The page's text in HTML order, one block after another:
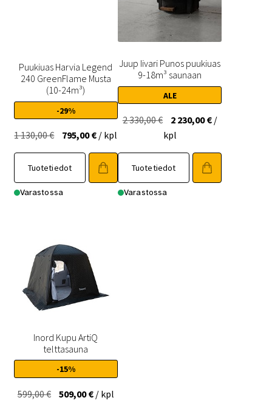
Puukiuas Harvia Legend
240 GreenFlame Musta
(10-24m³)
-29%
1 130,00€ Alkuperäinen
hinta
oli:
1
130,00 €.
795,00€Nykyinen
hinta
on:
795,00 €.
/ kpl
Tuotetiedot
Varastossa
Juup Iivari Punos puukiuas
9-18m³ saunaan
ALE
2 330,00€ Alkuperäinen
hinta
oli:
2
330,00 €.
2 230,00€Nykyinen
on:
2
230,00 €.
/
kpl
Tuotetiedot
Varastossa
Inord Kupu ArtiQ
telttasauna
-15%
599,00€ Alkuperäinen
509,00€Nykyinen
/ kpl